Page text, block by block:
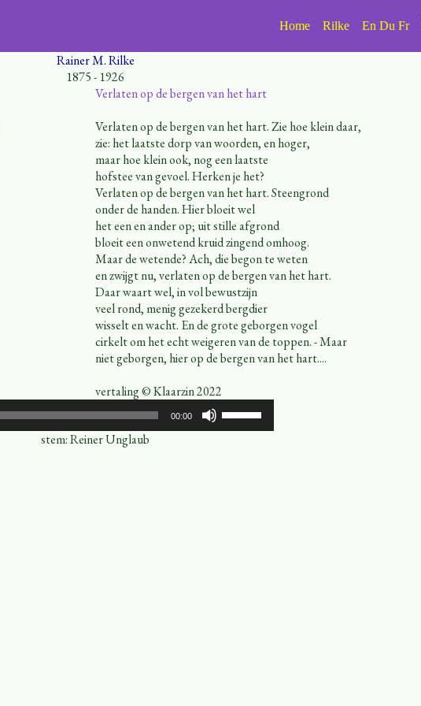
Home Rilke En Du Fr
Rainer M. Rilke
1875 - 1926
Verlaten op de bergen van het hart
Verlaten op de bergen van het hart. Zie hoe klein daar,
zie: het laatste dorp van woorden, en hoger,
maar hoe klein ook, nog een laatste
hofstee van gevoel. Herken je het?
Verlaten op de bergen van het hart. Steengrond
onder de handen. Hier bloeit wel
het een en ander op; uit stille afgrond
bloeit een onwetend kruid zingend omhoog.
Maar de wetende? Ach, die begon te weten
en zwijgt nu, verlaten op de bergen van het hart.
Daar waart wel, in vol bewustzijn
veel rond, menig gezekerd bergdier
wisselt en wacht. En de grote geborgen vogel
cirkelt om het echt weigeren van de toppen. - Maar
niet geborgen, hier op de bergen van het hart....
vertaling © Klaarzin 2022
00:00
Omhoog/Omlaag
pijltoetsen
stem: Reiner Unglaub